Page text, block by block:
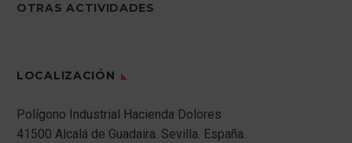
OTRAS ACTIVIDADES
LOCALIZACIÓN
Polígono Industrial Hacienda Dolores
41500 Alcalá de Guadaira. Sevilla. España.